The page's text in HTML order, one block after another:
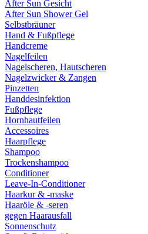
After Sun Gesicht
After Sun Shower Gel
Selbstbräuner
Hand & Fußpflege
Handcreme
Nagelfeilen
Nagelscheren, Hautscheren
Nagelzwicker & Zangen
Pinzetten
Handdesinfektion
Fußpflege
Hornhautfeilen
Accessoires
Haarpflege
Shampoo
Trockenshampoo
Conditioner
Leave-In-Conditioner
Haarkur & -maske
Haaröle & -seren
gegen Haarausfall
Sonnenschutz